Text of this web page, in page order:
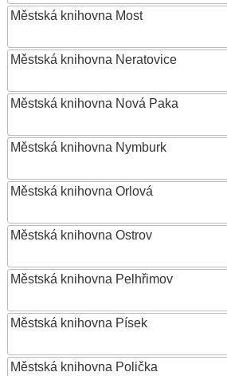
Městská knihovna Most
Městská knihovna Neratovice
Městská knihovna Nová Paka
Městská knihovna Nymburk
Městská knihovna Orlová
Městská knihovna Ostrov
Městská knihovna Pelhřimov
Městská knihovna Písek
Městská knihovna Polička